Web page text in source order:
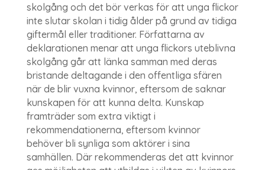
skolgång och det bör verkas för att unga flickor
inte slutar skolan i tidig ålder på grund av tidiga
giftermål eller traditioner. Författarna av
deklarationen menar att unga flickors uteblivna
skolgång går att länka samman med deras
bristande deltagande i den offentliga sfären
när de blir vuxna kvinnor, eftersom de saknar
kunskapen för att kunna delta. Kunskap
framträder som extra viktigt i
rekommendationerna, eftersom kvinnor
behöver bli synliga som aktörer i sina
samhällen. Där rekommenderas det att kvinnor